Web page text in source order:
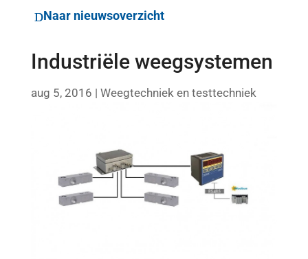
Naar nieuwsoverzicht
Industriële weegsystemen
aug 5, 2016 | Weegtechniek en testtechniek